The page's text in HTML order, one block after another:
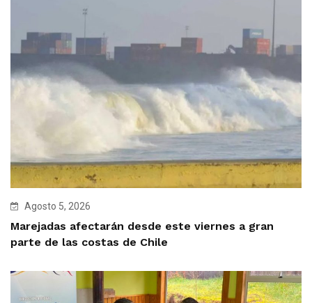
Agosto 5, 2026
Marejadas afectarán desde este viernes a gran
parte de las costas de Chile